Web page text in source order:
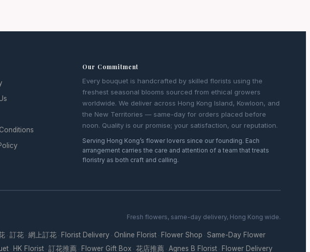
Our Commitment
Every bouquet is handcrafted by skilled florists using the
freshest seasonal blooms sourced from ethical growers
worldwide. We deliver across Hong Kong Island, Kowloon, and
the New Territories — same-day for orders placed before
noon. Quality is our promise; your satisfaction, our reputation.
Serving Hong Kong’s flower lovers since our founding. Each
arrangement carries the care and attention of a team that treats
floristry as both craft and calling.
Fresh flowers, same-day delivery, Hong Kong wide.
· 訂花 · 網上訂花 · Florist Delivery · Online Florist · Flower Shop · Same-Day Flower
· HK Florist · 訂花推薦 · Flower Gift Box · 花店推薦 · Agnes B Florist · Flower Delivery